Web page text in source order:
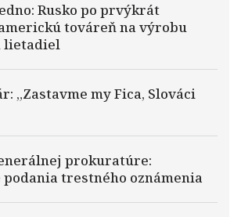
Rusko po prvýkrát
továreň na výrobu
lietadiel
„Zastavme my Fica, Slováci
prokuratúre:
podania trestného oznámenia